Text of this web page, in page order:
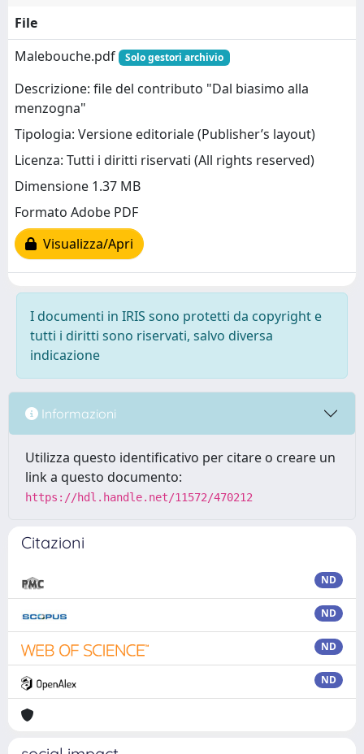
File
Malebouche.pdf
Solo gestori archivio
Descrizione: file del contributo "Dal biasimo alla
menzogna"
Tipologia: Versione editoriale (Publisher’s layout)
Licenza: Tutti i diritti riservati (All rights reserved)
Dimensione 1.37 MB
Formato Adobe PDF
Visualizza/Apri
I documenti in IRIS sono protetti da copyright e
tutti i diritti sono riservati, salvo diversa
indicazione
Informazioni
Utilizza questo identificativo per citare o creare un
link a questo documento:
https://hdl.handle.net/11572/470212
Citazioni
ND
ND
ND
ND